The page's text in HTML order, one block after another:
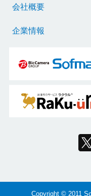
会社概要
企業情報
Copyright © 2011